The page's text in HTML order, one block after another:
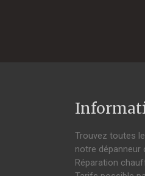
Trouvez toutes
notre dépanneur
Réparation